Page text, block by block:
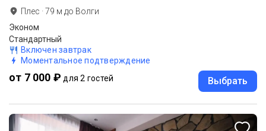
Плес ·79 м до Волги
Эконом
Стандартный
Включен завтрак
Моментальное подтверждение
от 7 000 ₽ для 2 гостей Выбрать